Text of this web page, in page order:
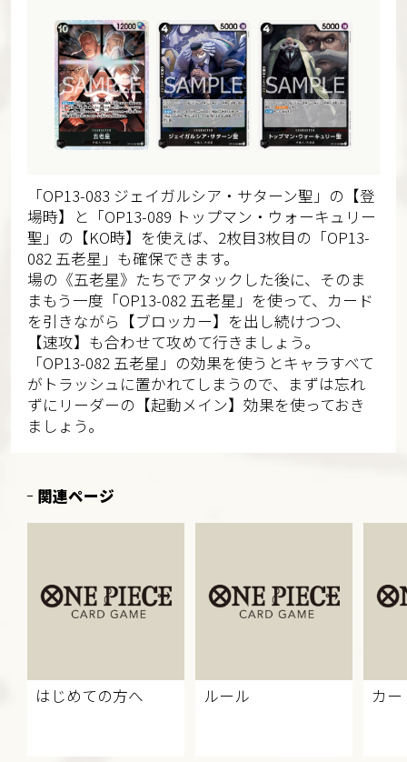
「OP13-083 ジェイガルシア・サターン聖」の【登
場時】と「OP13-089 トップマン・ウォーキュリー
聖」の【KO時】を使えば、2枚目3枚目の「OP13-
082 五老星」も確保できます。
場の《五老星》たちでアタックした後に、そのま
まもう一度「OP13-082 五老星」を使って、カード
を引きながら【ブロッカー】を出し続けつつ、
【速攻】も合わせて攻めて行きましょう。
「OP13-082 五老星」の効果を使うとキャラすべて
がトラッシュに置かれてしまうので、まずは忘れ
ずにリーダーの【起動メイン】効果を使っておき
ましょう。
関連ページ
はじめての方へ ルール カ